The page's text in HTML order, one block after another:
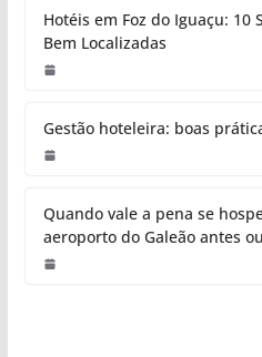
Hotéis em Foz do Iguaçu: 10
Bem Localizadas
Gestão hoteleira: boas
Quando vale a pena se
aeroporto do Galeão antes